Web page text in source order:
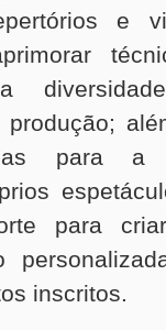
e
para a
para
inscritos.